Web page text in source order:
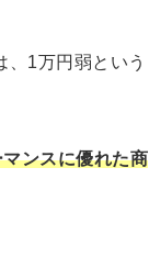
1万円弱という
ンスに優れた商